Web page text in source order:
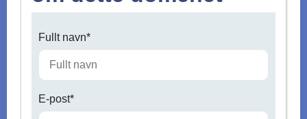
Fullt navn*
E-post*